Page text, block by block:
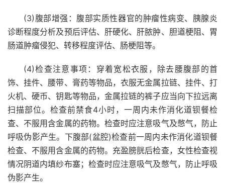
(3)腹部增强：腹部实质性器官的肿瘤性病变、胰腺炎
诊断程度分析及预后评估、肝硬化、肝脓肿、胆道梗阻、胃
肠道肿瘤侵犯、转移程度评估、肠梗阻等。
(4)检查注意事项：穿着宽松衣服，除去腰腹部的首
饰、挂件、腰带、膏药等物品，衣服无金属拉链、挂件、打
火机、硬币、钥匙等物品，金属拉链的裤子应当向下拉远离
扫描部位。检查前禁食4小时，一周内未作消化道钡餐检
查、不服用含金属的药物。检查时应注意吸气及憋气，防止
呼吸伪影产生。下腹部(盆腔)检查前一周内未作消化道钡餐
检查、不服用含金属的药物。充盈膀胱后检查，女性检查视
情况阴道内填纱布塞；检查时应注意吸气及憋气，防止呼吸
伪影产生。